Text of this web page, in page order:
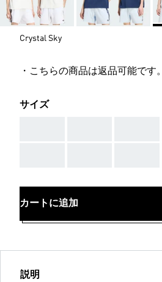
Crystal Sky
・こちらの商品は返品可能です。
サイズ
カートに追加
説明